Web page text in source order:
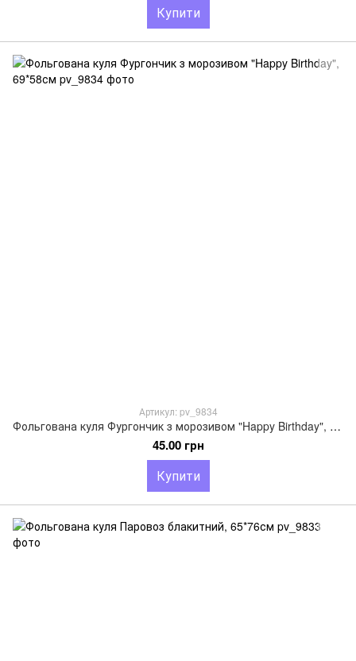
Купити
Артикул: pv_9834
Фольгована куля Фургончик з морозивом "Happy Birthday", 69*58см
45.00 грн
Купити